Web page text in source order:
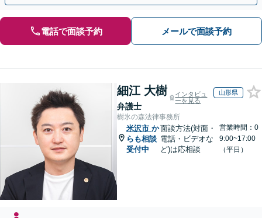
電話で面談予約 メールで面談予約
細江 大樹
弁護士
インタビュ
ーを見る
山形県
樹氷の森法律事務所
米沢市 か
らも相談
受付中
面談方法(対面・
電話・ビデオな
ど)は応相談
営業時間：0
9:00~17:00
（平日）